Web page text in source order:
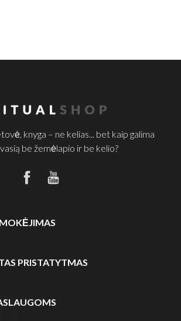
knyga – ne kelias... bet kaip galima
be žemėlapio ir be kelio?
PRISTATYTMAS